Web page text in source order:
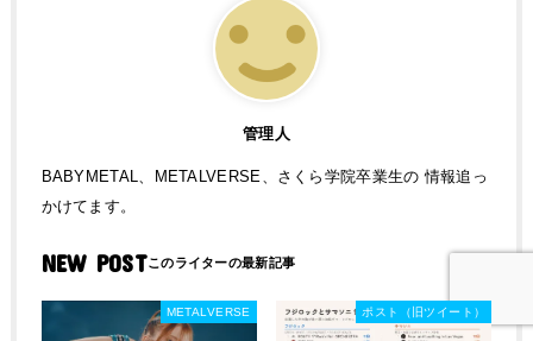
管理人
BABYMETAL、METALVERSE、さくら学院卒業生の 情報追っ
かけてます。
NEW POST
METALVERSE ポスト（旧ツイート）